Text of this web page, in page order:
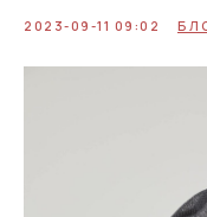
2023-09-11 09:02